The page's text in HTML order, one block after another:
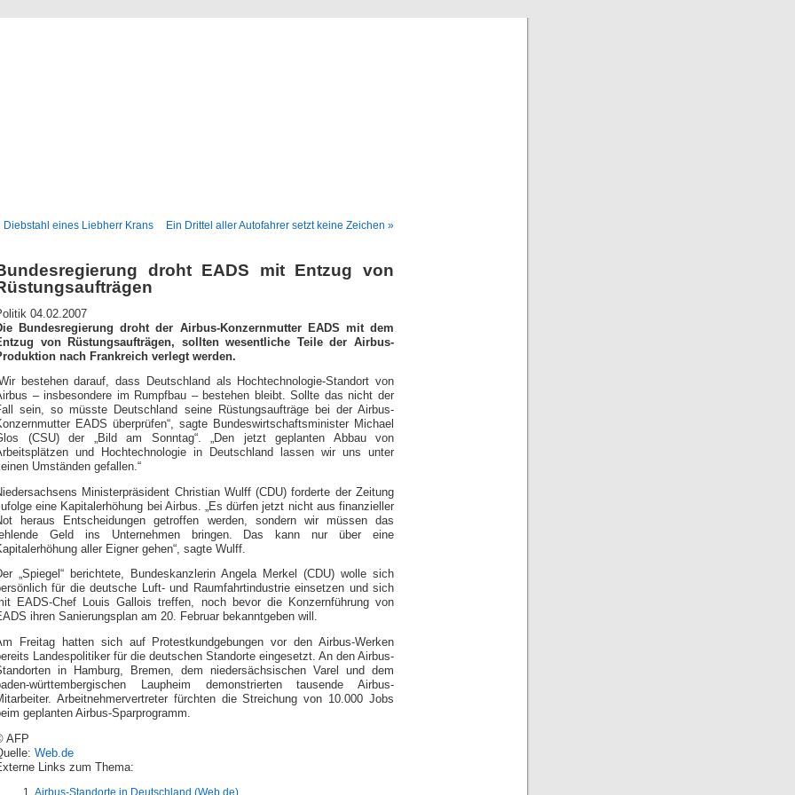
Diebstahl eines Liebherr Krans Ein Drittel aller Autofahrer setzt keine Zeichen »
droht EADS mit Entzug von
04.02.2007
Bundesregierung droht der Airbus-Konzernmutter EADS mit dem
von Rüstungsaufträgen, sollten wesentliche Teile der Airbus-
nach Frankreich verlegt werden.
bestehen darauf, dass Deutschland als Hochtechnologie-Standort von
– insbesondere im Rumpfbau – bestehen bleibt. Sollte das nicht der
sein, so müsste Deutschland seine Rüstungsaufträge bei der Airbus-
EADS überprüfen“, sagte Bundeswirtschaftsminister Michael
(CSU) der „Bild am Sonntag“. „Den jetzt geplanten Abbau von
und Hochtechnologie in Deutschland lassen wir uns unter
Umständen gefallen.“
Ministerpräsident Christian Wulff (CDU) forderte der Zeitung
eine Kapitalerhöhung bei Airbus. „Es dürfen jetzt nicht aus finanzieller
heraus Entscheidungen getroffen werden, sondern wir müssen das
Geld ins Unternehmen bringen. Das kann nur über eine
aller Eigner gehen“, sagte Wulff.
„Spiegel“ berichtete, Bundeskanzlerin Angela Merkel (CDU) wolle sich
für die deutsche Luft- und Raumfahrtindustrie einsetzen und sich
EADS-Chef Louis Gallois treffen, noch bevor die Konzernführung von
ihren Sanierungsplan am 20. Februar bekanntgeben will.
Freitag hatten sich auf Protestkundgebungen vor den Airbus-Werken
Landespolitiker für die deutschen Standorte eingesetzt. An den Airbus-
in Hamburg, Bremen, dem niedersächsischen Varel und dem
württembergischen Laupheim demonstrierten tausende Airbus-
Arbeitnehmervertreter fürchten die Streichung von 10.000 Jobs
geplanten Airbus-Sparprogramm.
AFP
Web.de
Links zum Thema:
Airbus-Standorte in Deutschland (Web.de)